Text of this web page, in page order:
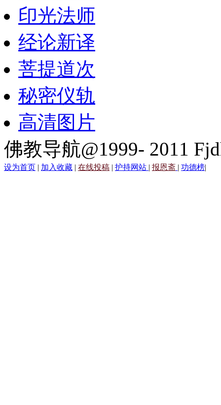
印光法师
经论新译
菩提道次
秘密仪轨
高清图片
佛教导航@1999- 2011
设为首页 | 加入收藏 | 在线投稿 | 护持网站 | 报恩斋 | 功德榜|